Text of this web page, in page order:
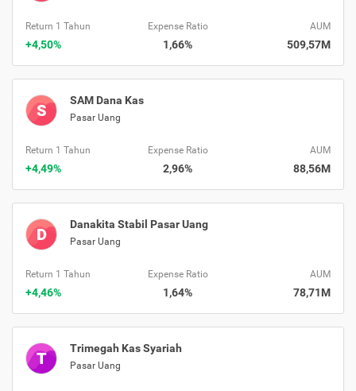
Return 1 Tahun
+4,50%
Expense Ratio
1,66%
AUM
509,57M
S
SAM Dana Kas
Pasar Uang
Return 1 Tahun
+4,49%
Expense Ratio
2,96%
AUM
88,56M
D
Danakita Stabil Pasar Uang
Pasar Uang
Return 1 Tahun
+4,46%
Expense Ratio
1,64%
AUM
78,71M
T
Trimegah Kas Syariah
Pasar Uang